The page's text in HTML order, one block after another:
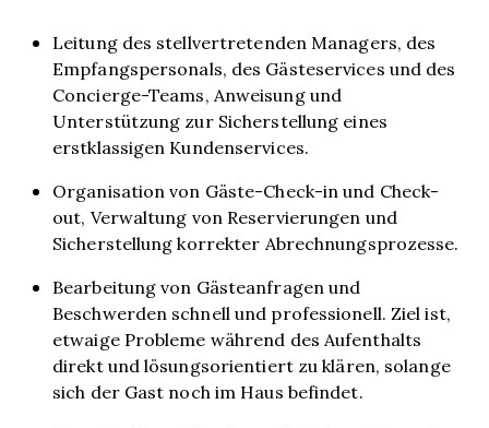
Leitung des stellvertretenden Managers, des
Empfangspersonals, des Gästeservices und des
Concierge-Teams, Anweisung und
Unterstützung zur Sicherstellung eines
erstklassigen Kundenservices.
Organisation von Gäste-Check-in und Check-
out, Verwaltung von Reservierungen und
Sicherstellung korrekter Abrechnungsprozesse.
Bearbeitung von Gästeanfragen und
Beschwerden schnell und professionell. Ziel ist,
etwaige Probleme während des Aufenthalts
direkt und lösungsorientiert zu klären, solange
sich der Gast noch im Haus befindet.